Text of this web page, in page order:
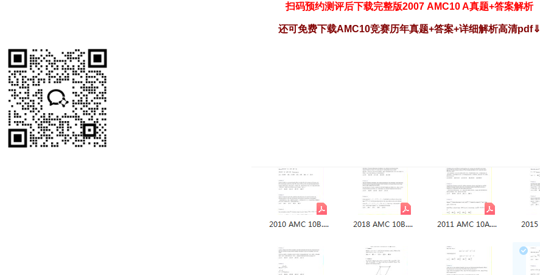
扫码预约测评后下载完整版2007 AMC10 A真题+答案解析
还可免费下载AMC10竞赛历年真题+答案+详细解析高清pdf⇓